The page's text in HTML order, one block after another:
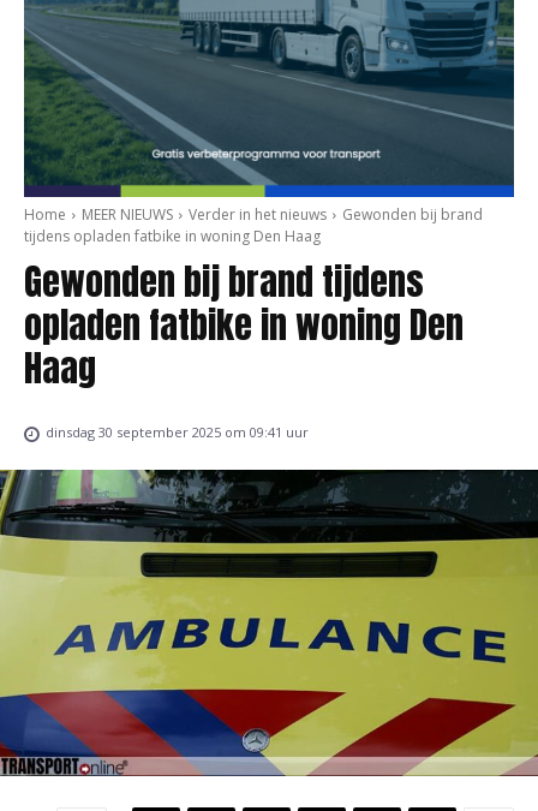
Home MEER NIEUWS Verder in het nieuws
Gewonden bij brand
tijdens opladen fatbike in woning Den Haag
Gewonden bij brand tijdens
opladen fatbike in woning Den
Haag
dinsdag 30 september 2025 om 09:41 uur